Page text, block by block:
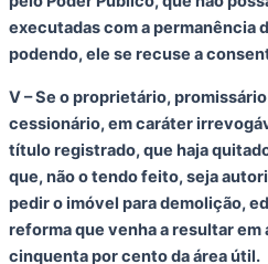
executadas com a permanência
podendo, ele se recuse a
V – Se o proprietário,
cessionário, em caráter
título registrado, que haja
que, não o tendo feito, seja
pedir o imóvel para demolição,
reforma que venha a resultar em
cinquenta por cento da área útil.